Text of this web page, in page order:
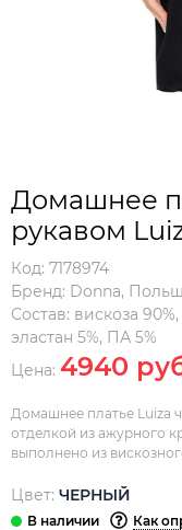
Домашнее
рукавом
Код: 7178974
Бренд: Donna,
Состав: вискоза 90%,
эластан 5%, ПА 5%
Цена: 4940
Домашнее платье Luiza
отделкой из ажурного
выполнено из
Цвет: ЧЕРНЫЙ
Как